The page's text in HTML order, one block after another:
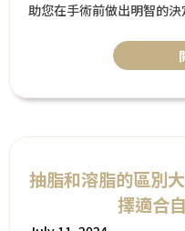
助您在手術前做出明智的決
抽脂和溶脂的區別
擇適合